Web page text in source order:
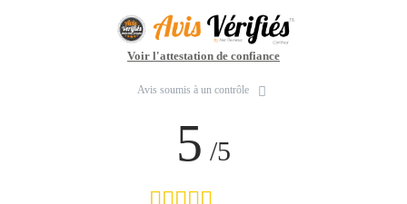
Voir l'attestation de confiance
Avis soumis à un contrôle
5 /5